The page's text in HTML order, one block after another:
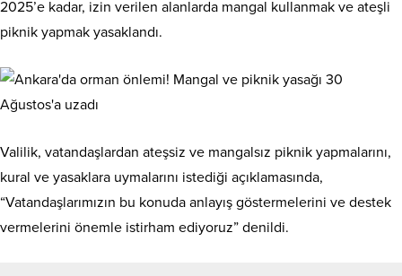
2025’e kadar, izin verilen alanlarda mangal kullanmak ve ateşli
piknik yapmak yasaklandı.
Valilik, vatandaşlardan ateşsiz ve mangalsız piknik yapmalarını,
kural ve yasaklara uymalarını istediği açıklamasında,
“Vatandaşlarımızın bu konuda anlayış göstermelerini ve destek
vermelerini önemle istirham ediyoruz” denildi.